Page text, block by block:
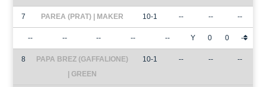
7 PAREA (PRAT) | MAKER 10-1 -- -- --
-- -- -- -- -- Y 0 0 -
8
PAPA BREZ (GAFFALIONE)
| GREEN
10-1 -- -- --